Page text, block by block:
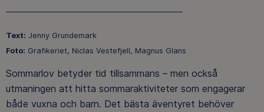
Text: Jenny Grundemark
Foto: Grafikeriet, Niclas Vestefjell, Magnus Glans
Sommarlov betyder tid tillsammans – men också
utmaningen att hitta sommaraktiviteter som engagerar
både vuxna och barn. Det bästa äventyret behöver